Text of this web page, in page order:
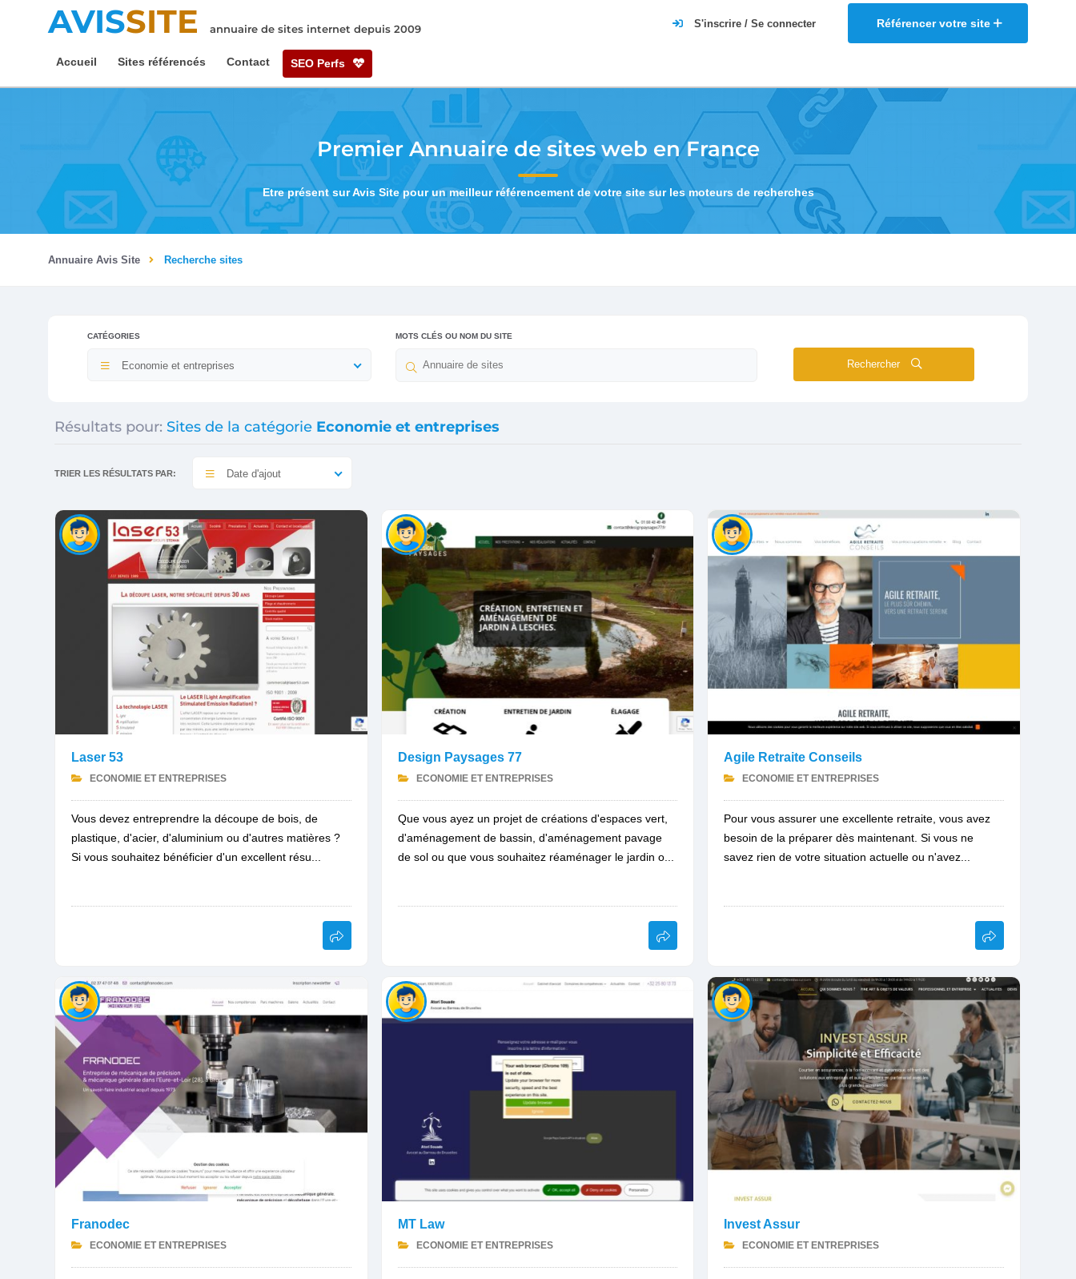
AVISSITE annuaire de sites internet depuis 2009 Référencer votre site
S'inscrire / Se connecter
Accueil Sites référencés Contact SEO Perfs
Premier Annuaire de sites web en France
Etre présent sur Avis Site pour un meilleur référencement de votre site sur les moteurs de recherches
Annuaire Avis Site Recherche sites
CATÉGORIES
Economie et entreprises
MOTS CLÉS OU NOM DU SITE
Rechercher
Résultats pour: Sites de la catégorie Economie et entreprises
TRIER LES RÉSULTATS PAR: Date d'ajout
Laser 53
ECONOMIE ET ENTREPRISES
Vous devez entreprendre la découpe de bois, de
plastique, d'acier, d'aluminium ou d'autres matières ?
Si vous souhaitez bénéficier d'un excellent résu...
Design Paysages 77
ECONOMIE ET ENTREPRISES
Que vous ayez un projet de créations d'espaces vert,
d'aménagement de bassin, d'aménagement pavage
de sol ou que vous souhaitez réaménager le jardin o...
Agile Retraite Conseils
ECONOMIE ET ENTREPRISES
Pour vous assurer une excellente retraite, vous avez
besoin de la préparer dès maintenant. Si vous ne
savez rien de votre situation actuelle ou n'avez...
Franodec
ECONOMIE ET ENTREPRISES
MT Law
ECONOMIE ET ENTREPRISES
Invest Assur
ECONOMIE ET ENTREPRISES